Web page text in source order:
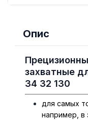
Опис
захватные
34 32 130
для самых
например, в